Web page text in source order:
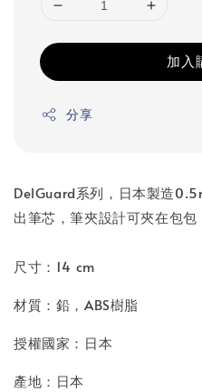
加入
分享
DelGuard系列，日本製造
出筆芯，筆夾設計可夾在包
尺寸：14 cm
材質：鉛，ABS樹脂
授權國家：日本
產地：日本